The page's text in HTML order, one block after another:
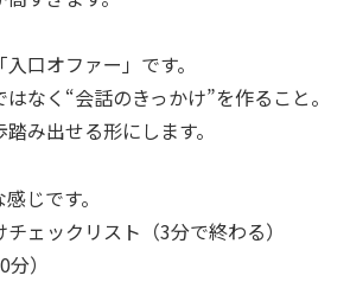
口オファー」です。
なく“会話のきっかけ”を作ること。
み出せる形にします。
じです。
ェックリスト（3分で終わる）
）